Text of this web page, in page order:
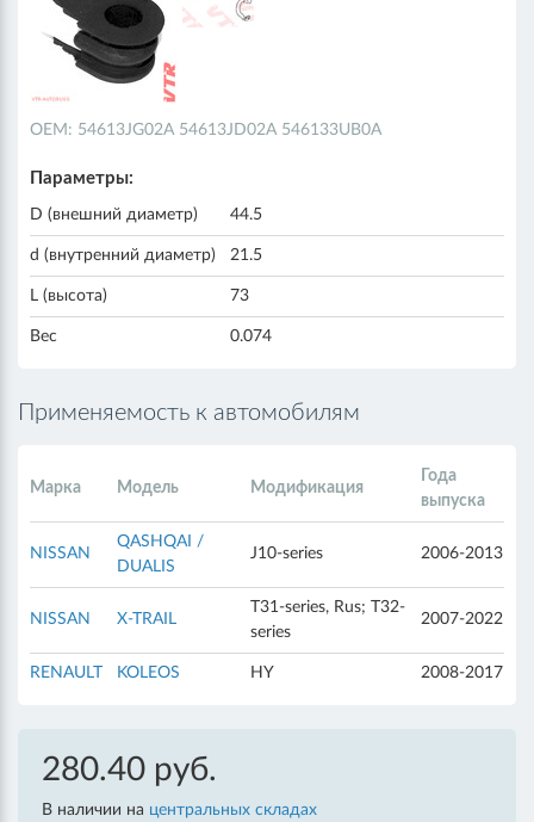
ОЕМ: 54613JG02A 54613JD02A 546133UB0A
Параметры:
D (внешний диаметр) 44.5
d (внутренний диаметр) 21.5
L (высота) 73
Вес 0.074
Применяемость к автомобилям
Марка Модель Модификация
Года
выпуска
NISSAN
QASHQAI /
DUALIS
J10-series 2006-2013
NISSAN X-TRAIL
T31-series, Rus; T32-
series
2007-2022
RENAULT KOLEOS HY 2008-2017
280.40 руб.
В наличии на центральных складах